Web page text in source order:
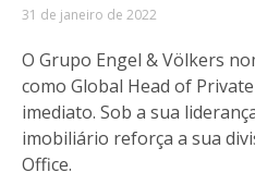
31 de janeiro de 2022
O Grupo Engel & Völkers
como Global Head of
imediato. Sob a sua
imobiliário reforça a sua
Office.